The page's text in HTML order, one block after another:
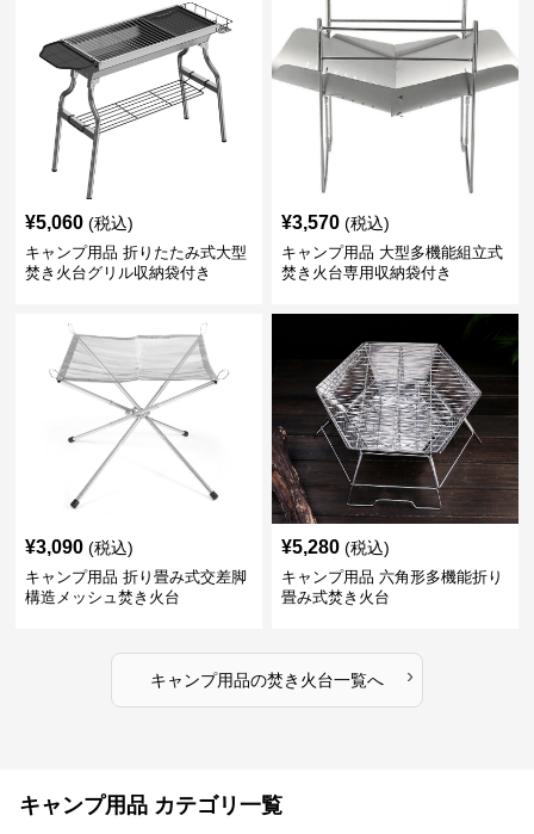
¥5,060 (税込)
キャンプ用品 折りたたみ式大型
焚き火台グリル収納袋付き
¥3,570 (税込)
キャンプ用品 大型多機能組立式
焚き火台専用収納袋付き
¥3,090 (税込)
キャンプ用品 折り畳み式交差脚
構造メッシュ焚き火台
¥5,280 (税込)
キャンプ用品 六角形多機能折り
畳み式焚き火台
キャンプ用品の焚き火台一覧へ ›
キャンプ用品 カテゴリ一覧